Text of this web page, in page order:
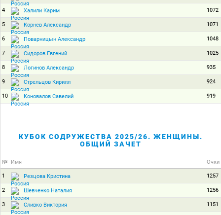
4 Халили Карим 1072
5 Корнев Александр 1071
6 Поварницын Александр 1048
7 Сидоров Евгений 1025
8 Логинов Александр 935
9 Стрельцов Кирилл 924
10 Коновалов Савелий 919
КУБОК СОДРУЖЕСТВА 2025/26. ЖЕНЩИНЫ.
ОБЩИЙ ЗАЧЕТ
№ Имя Очки
1 Резцова Кристина 1257
2 Шевченко Наталия 1256
3 Сливко Виктория 1151